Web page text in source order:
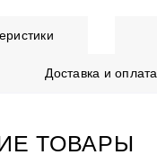
Доставка и оплата
ТОВАРЫ